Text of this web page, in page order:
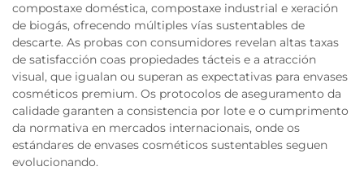
compostaxe doméstica, compostaxe industrial e xeración
de biogás, ofrecendo múltiples vías sustentables de
descarte. As probas con consumidores revelan altas taxas
de satisfacción coas propiedades tácteis e a atracción
visual, que igualan ou superan as expectativas para envases
cosméticos premium. Os protocolos de aseguramento da
calidade garanten a consistencia por lote e o cumprimento
da normativa en mercados internacionais, onde os
estándares de envases cosméticos sustentables seguen
evolucionando.